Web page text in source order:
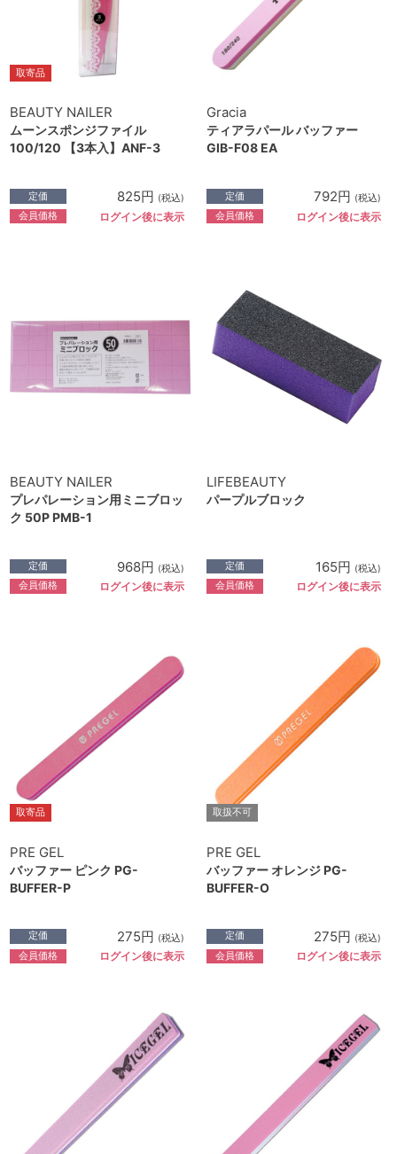
取寄品
BEAUTY NAILER
ムーンスポンジファイル
100/120 【3本入】ANF-3
定価 825円 (税込)
会員価格 ログイン後に表示
Gracia
ティアラパール バッファー
GIB-F08 EA
定価 792円 (税込)
会員価格 ログイン後に表示
BEAUTY NAILER
プレパレーション用ミニブロッ
ク 50P PMB-1
定価 968円 (税込)
会員価格 ログイン後に表示
LIFEBEAUTY
パープルブロック
定価 165円 (税込)
会員価格 ログイン後に表示
取寄品
PRE GEL
バッファー ピンク PG-
BUFFER-P
定価 275円 (税込)
会員価格 ログイン後に表示
取扱不可
PRE GEL
バッファー オレンジ PG-
BUFFER-O
定価 275円 (税込)
会員価格 ログイン後に表示